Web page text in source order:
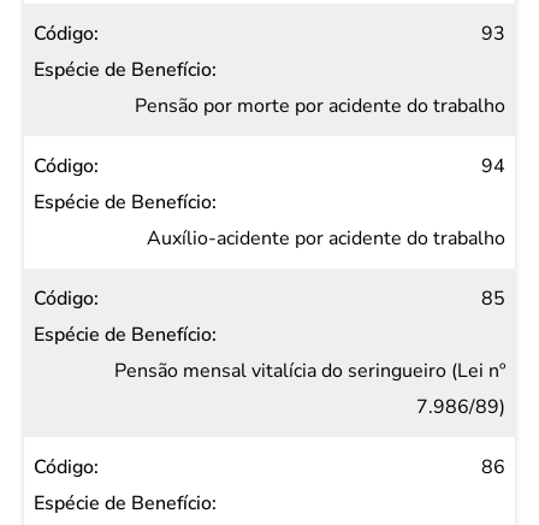
93
Pensão por morte por acidente do trabalho
94
Auxílio-acidente por acidente do trabalho
85
Pensão mensal vitalícia do seringueiro (Lei nº
7.986/89)
86